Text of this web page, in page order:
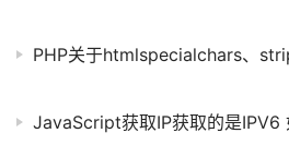
PHP关于htmlspecialchars、
JavaScript获取IP获取的是IPV6